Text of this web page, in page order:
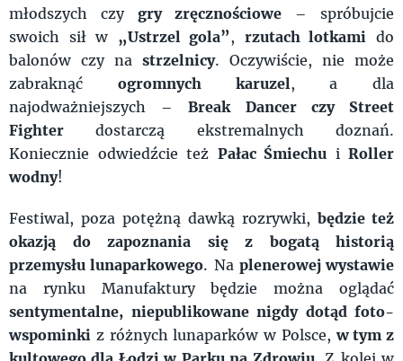
młodszych czy gry zręcznościowe – spróbujcie
swoich sił w „Ustrzel gola”, rzutach lotkami do
balonów czy na strzelnicy. Oczywiście, nie może
zabraknąć ogromnych karuzel, a dla
najodważniejszych –Break Dancer czy Street
Fighter dostarczą ekstremalnych doznań.
Koniecznie odwiedźcie też Pałac Śmiechu i Roller
wodny!
Festiwal, poza potężną dawką rozrywki, będzie też
okazją do zapoznania się z bogatą historią
przemysłu lunaparkowego. Na plenerowej wystawie
na rynku Manufaktury będzie można oglądać
sentymentalne, niepublikowane nigdy dotąd foto-
wspominki z różnych lunaparków w Polsce,w tym z